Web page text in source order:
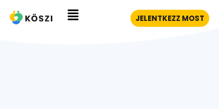
JELENTKEZZ MOST